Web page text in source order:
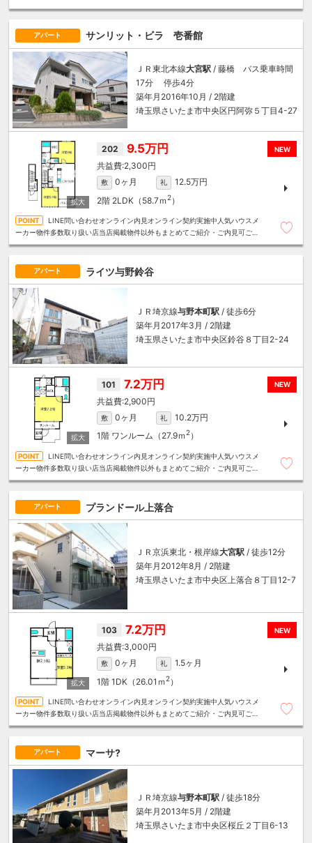
アパート サンリット・ビラ 壱番館
ＪＲ東北本線大宮駅 / 藤橋 バス乗車時間
17分 停歩4分
築年月2016年10月 / 2階建
埼玉県さいたま市中央区円阿弥５丁目4-27
NEW
202 9.5万円
2,300円
敷 0ヶ月 礼
12.5万円
2階 2LDK（58.7ｍ 2）
LINE問い合わせオンライン内見オンライン契約実施中人気ハウスメ
ーカー物件多数取り扱い店当店掲載物件以外もまとめてご紹介・ご内見可ご予
アパート ライツ与野鈴谷
ＪＲ埼京線与野本町駅 / 徒歩6分
築年月2017年3月 / 2階建
埼玉県さいたま市中央区鈴谷８丁目2-24
NEW
101 7.2万円
2,900円
敷 0ヶ月 礼
10.2万円
1階 ワンルーム（27.9ｍ 2）
LINE問い合わせオンライン内見オンライン契約実施中人気ハウスメ
ーカー物件多数取り扱い店当店掲載物件以外もまとめてご紹介・ご内見可ご予
アパート プランドール上落合
ＪＲ京浜東北・根岸線大宮駅 / 徒歩12分
築年月2012年8月 / 2階建
埼玉県さいたま市中央区上落合８丁目12-7
NEW
103 7.2万円
3,000円
敷 0ヶ月 礼
1.5ヶ月
1階 1DK（26.01ｍ 2）
LINE問い合わせオンライン内見オンライン契約実施中人気ハウスメ
ーカー物件多数取り扱い店当店掲載物件以外もまとめてご紹介・ご内見可ご予
アパート マーサ?
ＪＲ埼京線与野本町駅 / 徒歩18分
築年月2013年5月 / 2階建
埼玉県さいたま市中央区桜丘２丁目6-13